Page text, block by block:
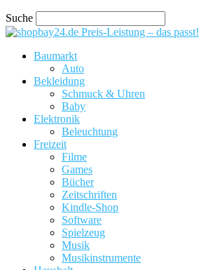
Suche
Preis-Leistung – das passt!
Baumarkt
Auto
Bekleidung
Schmuck & Uhren
Baby
Elektronik
Beleuchtung
Freizeit
Filme
Games
Bücher
Zeitschriften
Kindle-Shop
Software
Spielzeug
Musik
Musikinstrumente